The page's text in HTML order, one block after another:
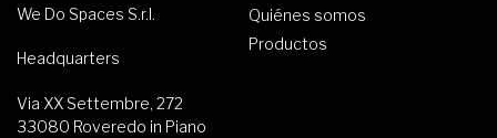
We Do Spaces S.r.l.
Headquarters
Via XX Settembre, 272
33080 Roveredo in Piano
Quiénes somos
Productos